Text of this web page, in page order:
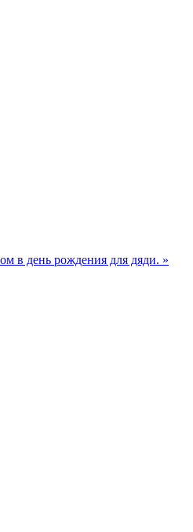
в день рождения для дяди. »